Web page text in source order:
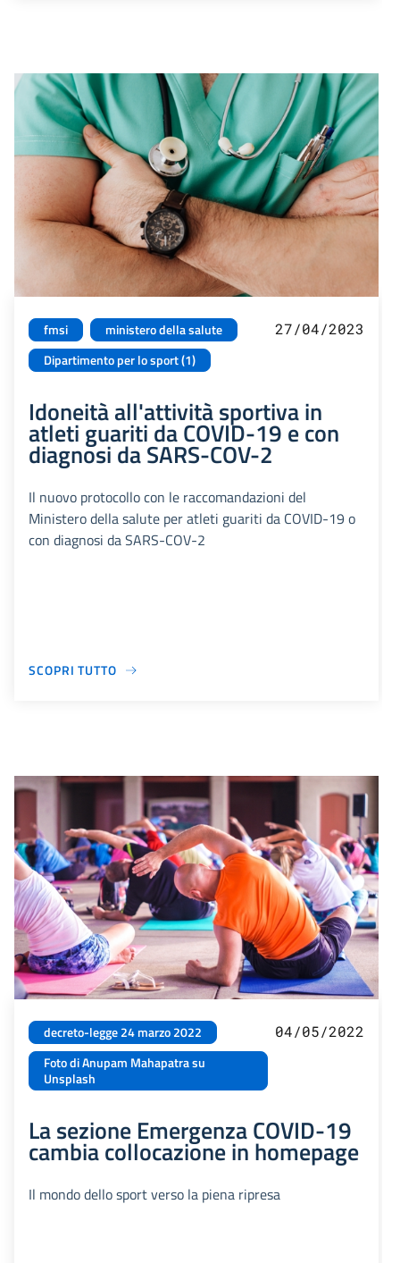
fmsi
ministero della salute
Dipartimento per lo sport (1)
27/04/2023
Idoneità all'attività sportiva in
atleti guariti da COVID-19 e con
diagnosi da SARS-COV-2
Il nuovo protocollo con le raccomandazioni del
Ministero della salute per atleti guariti da COVID-19 o
con diagnosi da SARS-COV-2
SCOPRI TUTTO
decreto-legge 24 marzo 2022
Foto di Anupam Mahapatra su
Unsplash
04/05/2022
La sezione Emergenza COVID-19
cambia collocazione in homepage
Il mondo dello sport verso la piena ripresa